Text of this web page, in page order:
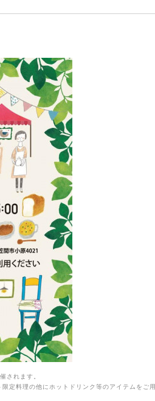
されます。
定料理の他にホットドリンク等のアイテムをご用